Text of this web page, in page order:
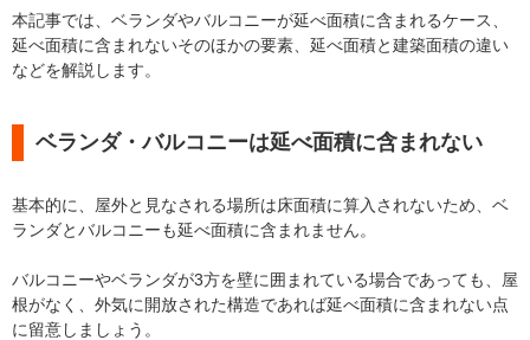
本記事では、ベランダやバルコニーが延べ面積に含まれるケース、
延べ面積に含まれないそのほかの要素、延べ面積と建築面積の違い
などを解説します。
ベランダ・バルコニーは延べ面積に含まれない
基本的に、屋外と見なされる場所は床面積に算入されないため、ベ
ランダとバルコニーも延べ面積に含まれません。
バルコニーやベランダが3方を壁に囲まれている場合であっても、屋
根がなく、外気に開放された構造であれば延べ面積に含まれない点
に留意しましょう。